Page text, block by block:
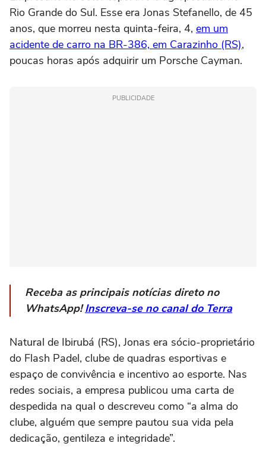
Rio Grande do Sul. Esse era Jonas Stefanello, de 45
anos, que morreu nesta quinta-feira, 4, em um
acidente de carro na BR-386, em Carazinho (RS),
poucas horas após adquirir um Porsche Cayman.
PUBLICIDADE
Receba as principais notícias direto no
WhatsApp!Inscreva-se no canal do Terra
Natural de Ibirubá (RS), Jonas era sócio-proprietário
do Flash Padel, clube de quadras esportivas e
espaço de convivência e incentivo ao esporte. Nas
redes sociais, a empresa publicou uma carta de
despedida na qual o descreveu como “a alma do
clube, alguém que sempre pautou sua vida pela
dedicação, gentileza e integridade”.